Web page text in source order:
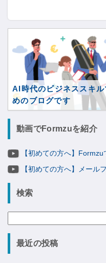
AI時代のビジネススキ
めのブログです
動画でFormzuを紹介
【初めての方へ】
【初めての方へ】メール
検索
最近の投稿